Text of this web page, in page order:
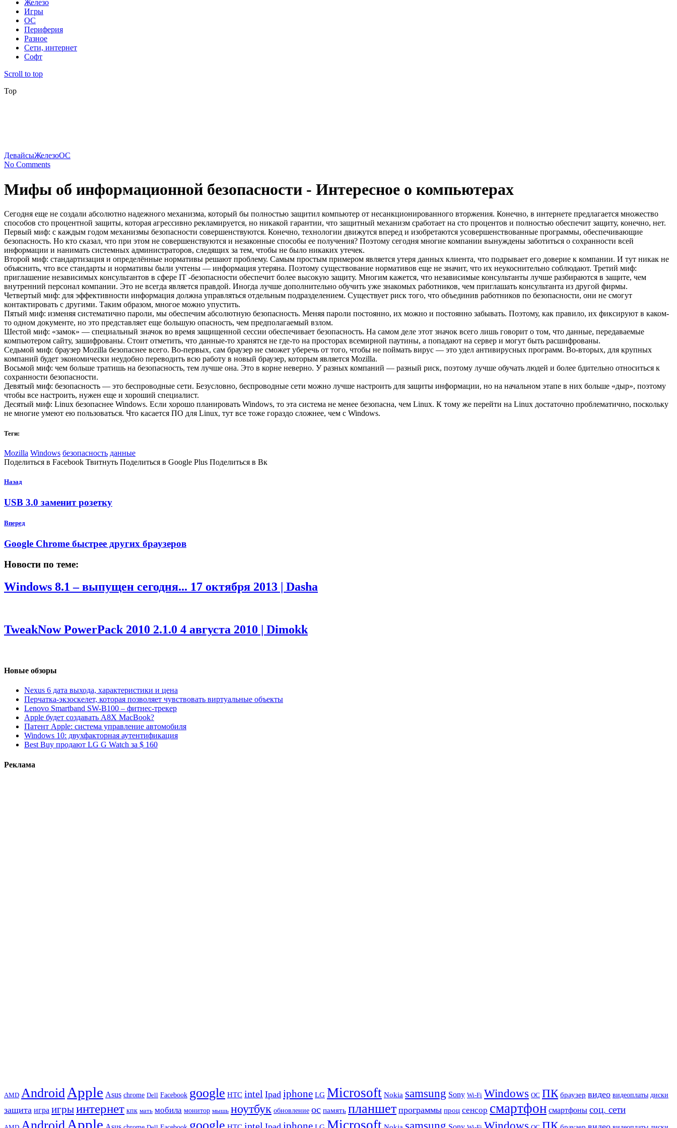
Железо
Игры
ОС
Периферия
Разное
Сети, интернет
Софт
Scroll to top
Top
ДевайсыЖелезоОС
No Comments
Мифы об информационной безопасности - Интересное о компьютерах
Сегодня еще не создали абсолютно надежного механизма, который бы полностью защитил компьютер от несанкционированного вторжения. Конечно, в интернете предлагается множество
способов сто процентной защиты, которая агрессивно рекламируется, но никакой гарантии, что защитный механизм сработает на сто процентов и полностью обеспечит защиту, конечно, нет.
Первый миф: с каждым годом механизмы безопасности совершенствуются. Конечно, технологии движутся вперед и изобретаются усовершенствованные программы, обеспечивающие
безопасность. Но кто сказал, что при этом не совершенствуются и незаконные способы ее получения? Поэтому сегодня многие компании вынуждены заботиться о сохранности всей
информации и нанимать системных администраторов, следящих за тем, чтобы не было никаких утечек.
Второй миф: стандартизация и определённые нормативы решают проблему. Самым простым примером является утеря данных клиента, что подрывает его доверие к компании. И тут никак не
объяснить, что все стандарты и нормативы были учтены — информация утеряна. Поэтому существование нормативов еще не значит, что их неукоснительно соблюдают. Третий миф:
приглашение независимых консультантов в сфере IT -безопасности обеспечит более высокую защиту. Многим кажется, что независимые консультанты лучше разбираются в защите, чем
внутренний персонал компании. Это не всегда является правдой. Иногда лучше дополнительно обучить уже знакомых работников, чем приглашать консультанта из другой фирмы.
Четвертый миф: для эффективности информация должна управляться отдельным подразделением. Существует риск того, что объединив работников по безопасности, они не смогут
контактировать с другими. Таким образом, многое можно упустить.
Пятый миф: изменяя систематично пароли, мы обеспечим абсолютную безопасность. Меняя пароли постоянно, их можно и постоянно забывать. Поэтому, как правило, их фиксируют в каком-
то одном документе, но это представляет еще большую опасность, чем предполагаемый взлом.
Шестой миф: «замок» — специальный значок во время защищенной сессии обеспечивает безопасность. На самом деле этот значок всего лишь говорит о том, что данные, передаваемые
компьютером сайту, зашифрованы. Стоит отметить, что данные-то хранятся не где-то на просторах всемирной паутины, а попадают на сервер и могут быть расшифрованы.
Седьмой миф: браузер Mozilla безопаснее всего. Во-первых, сам браузер не сможет уберечь от того, чтобы не поймать вирус — это удел антивирусных программ. Во-вторых, для крупных
компаний будет экономически неудобно переводить всю работу в новый браузер, которым является Mozilla.
Восьмой миф: чем больше тратишь на безопасность, тем лучше она. Это в корне неверно. У разных компаний — разный риск, поэтому лучше обучать людей и более бдительно относиться к
сохранности безопасности.
Девятый миф: безопасность — это беспроводные сети. Безусловно, беспроводные сети можно лучше настроить для защиты информации, но на начальном этапе в них больше «дыр», поэтому
чтобы все настроить, нужен еще и хороший специалист.
Десятый миф: Linux безопаснее Windows. Если хорошо планировать Windows, то эта система не менее безопасна, чем Linux. К тому же перейти на Linux достаточно проблематично, поскольку
не многие умеют ею пользоваться. Что касается ПО для Linux, тут все тоже гораздо сложнее, чем с Windows.
Теги:
Mozilla Windows безопасность данные
Поделиться в Facebook Твитнуть Поделиться в Google Plus Поделиться в Вк
Назад
USB 3.0 заменит розетку
Вперед
Google Chrome быстрее других браузеров
Новости по теме:
Windows 8.1 – выпущен сегодня... 17 октября 2013 | Dasha
TweakNow PowerPack 2010 2.1.0 4 августа 2010 | Dimokk
Новые обзоры
Nexus 6 дата выхода, характеристики и цена
Перчатка-экзоскелет, которая позволяет чувствовать виртуальные объекты
Lenovo Smartband SW-B100 – фитнес-трекер
Apple будет создавать A8X MacBook?
Патент Apple: система управление автомобиля
Windows 10: двухфакторная аутентификация
Best Buy продают LG G Watch за $ 160
Реклама
AMD Android Apple Asus chrome Dell Facebook google HTC intel Ipad iphone LG Microsoft Nokia samsung Sony Wi-Fi Windows ОС ПК браузер видео видеоплаты диски
защита игра игрыинтернет кпк мать мобила монитор мышь ноутбук обновление ос память планшет программы проц сенсор смартфон смартфоны соц. сети
Apple Microsoft samsung Windows ПК